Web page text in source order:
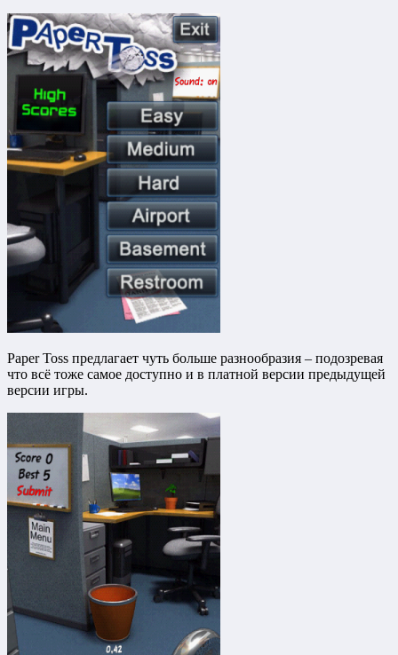
Paper Toss предлагает чуть больше разнообразия – подозревая
что всё тоже самое доступно и в платной версии предыдущей
версии игры.